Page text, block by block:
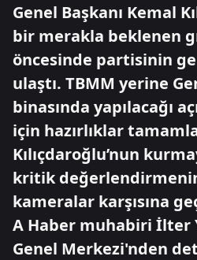
Genel Başkanı Kemal
bir merakla beklenen
öncesinde partisinin
ulaştı. TBMM yerine
binasında yapılacağı
için hazırlıklar
Kılıçdaroğlu’nun
kritik
kameralar karşısına
A Haber muhabiri İlter
Genel Merkezi'nden